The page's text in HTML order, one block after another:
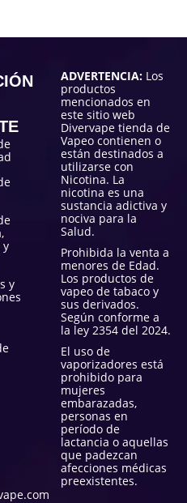
y
y
ADVERTENCIA: Los
productos
mencionados en
este sitio web
Divervape tienda de
Vapeo contienen o
están destinados a
utilizarse con
Nicotina. La
nicotina es una
sustancia adictiva y
nociva para la
Salud.
Prohibida la venta a
menores de Edad.
Los productos de
vapeo de tabaco y
sus derivados.
Según conforme a
la ley 2354 del 2024.
El uso de
vaporizadores está
prohibido para
mujeres
embarazadas,
personas en
período de
lactancia o aquellas
que padezcan
afecciones médicas
preexistentes.